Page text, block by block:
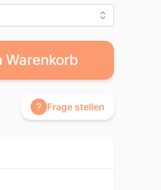
Warenkorb
Frage stellen